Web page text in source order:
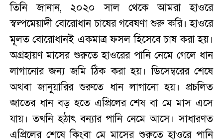
তিনি জানান, ২০২০ সাল থেকে আমরা হাওরে
স্বল্পমেয়াদী বোরোধান চাষের গবেষণা শুরু করি। হাওরে
মূলত বোরোধানই একমাত্র ফসল হিসেবে চাষ করা হয়।
অগ্রহায়ণ মাসের শুরুতে হাওরের পানি নেমে গেলে ধান
লাগানোর জন্য জমি ঠিক করা হয়। ডিসেম্বরের শেষে
অথবা জানুয়ারির শুরুতে ধান লাগানো হয়। প্রচলিত
জাতের ধান বড় হতে এপ্রিলের শেষ বা মে মাস এসে
যায়। তখনি হঠাৎ বন্যার পানি নেমে আসে। সাধারণত
এপ্রিলের শেষে কিংবা মে মাসের শুরুতে হাওরে পানি